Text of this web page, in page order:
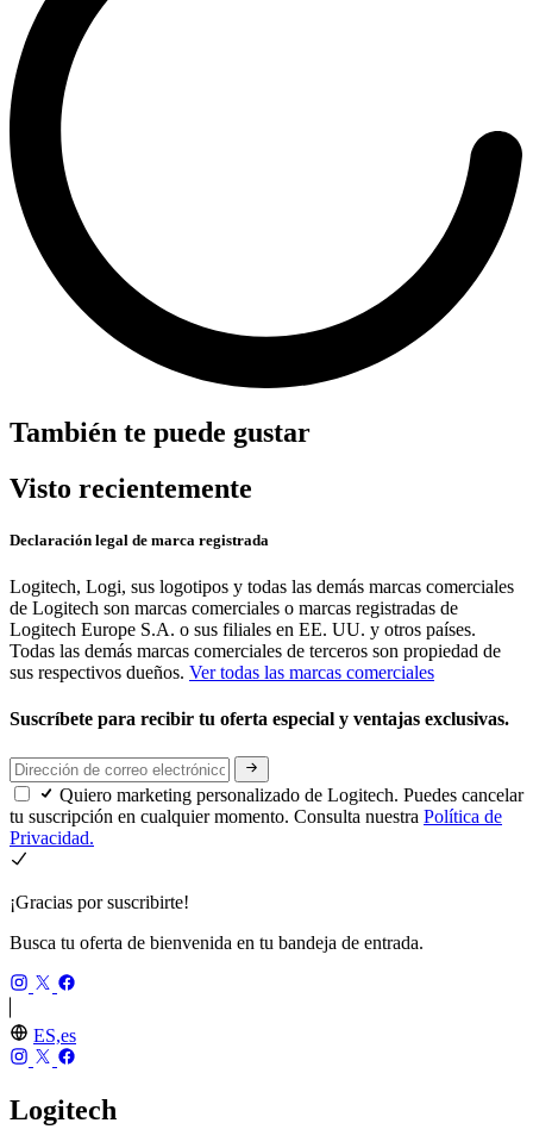
También te puede gustar
Visto recientemente
Declaración legal de marca registrada
Logitech, Logi, sus logotipos y todas las demás marcas comerciales
de Logitech son marcas comerciales o marcas registradas de
Logitech Europe S.A. o sus filiales en EE. UU. y otros países.
Todas las demás marcas comerciales de terceros son propiedad de
sus respectivos dueños. Ver todas las marcas comerciales
Suscríbete para recibir tu oferta especial y ventajas exclusivas.
Quiero marketing personalizado de Logitech. Puedes cancelar
tu suscripción en cualquier momento. Consulta nuestra Política de
Privacidad.
¡Gracias por suscribirte!
Busca tu oferta de bienvenida en tu bandeja de entrada.
ES,es
Logitech